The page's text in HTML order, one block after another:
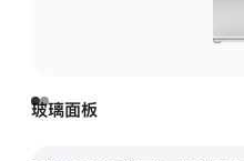
玻璃面板